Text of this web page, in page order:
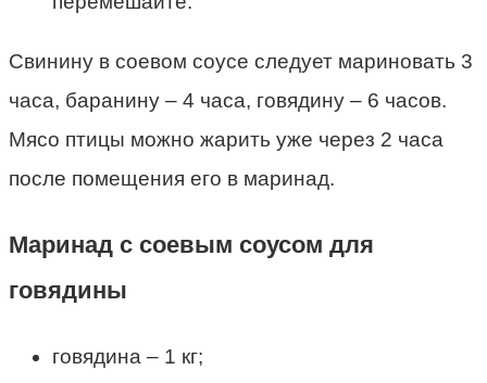
Свинину в соевом соусе следует мариновать 3
часа, баранину – 4 часа, говядину – 6 часов.
Мясо птицы можно жарить уже через 2 часа
после помещения его в маринад.
Маринад с соевым соусом для
говядины
говядина – 1 кг;